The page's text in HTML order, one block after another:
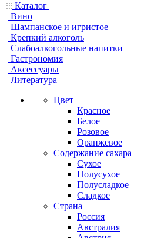
Каталог
Вино
Шампанское и игристое
Крепкий алкоголь
Слабоалкогольные напитки
Гастрономия
Аксессуары
Литература
Цвет
Красное
Белое
Розовое
Оранжевое
Содержание сахара
Сухое
Полусухое
Полусладкое
Сладкое
Страна
Россия
Австралия